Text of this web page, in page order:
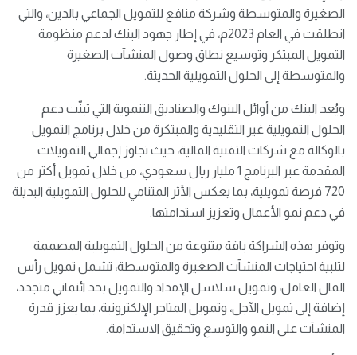
الصغيرة والمتوسطة وشركة منافع للتمويل الجماعي بالدين، والتي
انطلقت في العام 2023م، في إطار جهود البنك لدعم منظومة
التمويل المبتكر وتوسيع نطاق وصول المنشآت الصغيرة
والمتوسطة إلى الحلول التمويلية الحديثة.
ويُعد البنك من أوائل البنوك والصناديق التنموية التي تبنّت دعم
الحلول التمويلية غير التقليدية والمبتكرة من خلال برنامج التمويل
بالوكالة مع شركات التقنية المالية، حيث تجاوز إجمالي التمويلات
المقدمة عبر البرنامج 1 مليار ريال سعودي، من خلال تمويل أكثر من
720 فرصة تمويلية، بما يعكس الأثر المتنامي للحلول التمويلية البديلة
في دعم نمو الأعمال وتعزيز استدامتها.
وتوفر هذه الشراكة باقة متنوعة من الحلول التمويلية المصممة
لتلبية احتياجات المنشآت الصغيرة والمتوسطة، تشمل تمويل رأس
المال العامل، وتمويل سلاسل الإمداد والتمويل بحد ائتماني متجدد،
إضافة إلى تمويل الآجل، وتمويل المتاجر الإلكترونية، بما يعزز قدرة
المنشآت على النمو والتوسع وتحقيق الاستدامة.